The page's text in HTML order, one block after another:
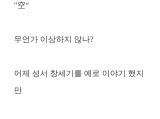
"空“
무언가 이상하지 않나?
어제 성서 창세기를 예로 이야기 했지
만